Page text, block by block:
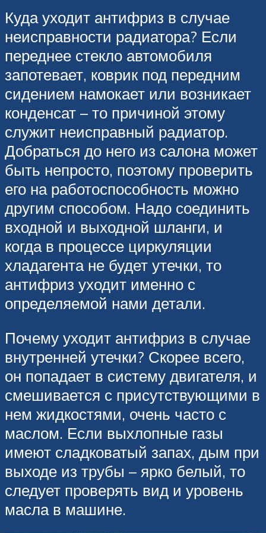
Куда уходит антифриз в случае
неисправности радиатора? Если
переднее стекло автомобиля
запотевает, коврик под передним
сидением намокает или возникает
конденсат – то причиной этому
служит неисправный радиатор.
Добраться до него из салона может
быть непросто, поэтому проверить
его на работоспособность можно
другим способом. Надо соединить
входной и выходной шланги, и
когда в процессе циркуляции
хладагента не будет утечки, то
антифриз уходит именно с
определяемой нами детали.
Почему уходит антифриз в случае
внутренней утечки? Скорее всего,
он попадает в систему двигателя, и
смешивается с присутствующими в
нем жидкостями, очень часто с
маслом. Если выхлопные газы
имеют сладковатый запах, дым при
выходе из трубы – ярко белый, то
следует проверять вид и уровень
масла в машине.